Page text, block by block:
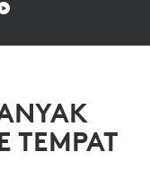
TEMPAT